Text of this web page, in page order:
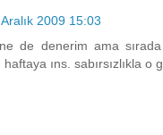
Aralık 2009 15:03
de denerim ama
ıns. sabırsızlıkla o